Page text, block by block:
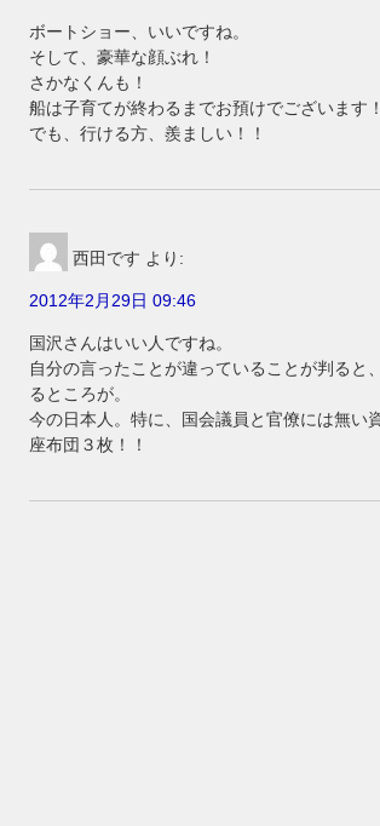
ボートショー、いいですね。
そして、豪華な顔ぶれ！
さかなくんも！
船は子育てが終わるまでお預けでございます！
でも、行ける方、羨ましい！！
西田です より:
2012年2月29日 09:46
国沢さんはいい人ですね。
自分の言ったことが違っていることが判ると
るところが。
今の日本人。特に、国会議員と官僚には無い
座布団３枚！！